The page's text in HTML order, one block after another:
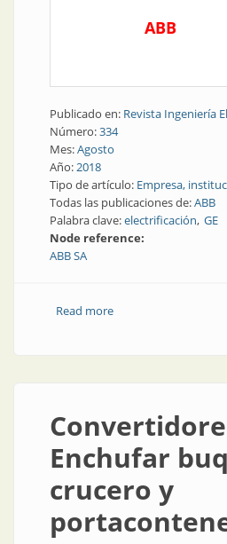
ABB
Publicado en: Revista Ingeniería
Número:334
Mes:Agosto
Año:2018
Tipo de artículo: Empresa,
Todas las publicaciones de:ABB
Palabra clave:electrificación GE
Node reference:
ABB SA
Read moreabout Electrificación |
Enchufar
crucero y